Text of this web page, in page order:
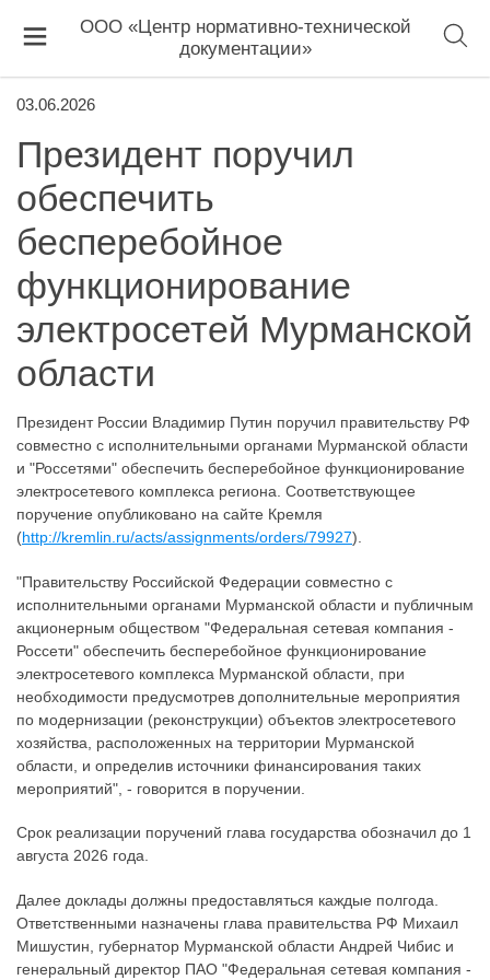
ООО «Центр нормативно-технической
документации»
03.06.2026
Президент поручил
обеспечить
бесперебойное
функционирование
электросетей Мурманской
области
Президент России Владимир Путин поручил правительству РФ
совместно с исполнительными органами Мурманской области
и "Россетями" обеспечить бесперебойное функционирование
электросетевого комплекса региона. Соответствующее
поручение опубликовано на сайте Кремля
(http://kremlin.ru/acts/assignments/orders/79927).
"Правительству Российской Федерации совместно с
исполнительными органами Мурманской области и публичным
акционерным обществом "Федеральная сетевая компания -
Россети" обеспечить бесперебойное функционирование
электросетевого комплекса Мурманской области, при
необходимости предусмотрев дополнительные мероприятия
по модернизации (реконструкции) объектов электросетевого
хозяйства, расположенных на территории Мурманской
области, и определив источники финансирования таких
мероприятий", - говорится в поручении.
Срок реализации поручений глава государства обозначил до 1
августа 2026 года.
Далее доклады должны предоставляться каждые полгода.
Ответственными назначены глава правительства РФ Михаил
Мишустин, губернатор Мурманской области Андрей Чибис и
генеральный директор ПАО "Федеральная сетевая компания -